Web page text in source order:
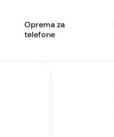
Oprema za
telefone